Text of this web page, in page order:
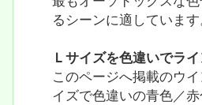
るシーンに適していま
Ｌサイズを色違いでラ
このページへ掲載のウ
イズで色違いの青色／